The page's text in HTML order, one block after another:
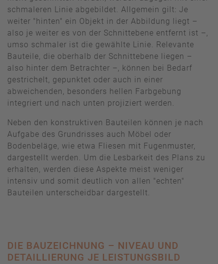
schmaleren Linie abgebildet. Allgemein gilt: Je
weiter "hinten" ein Objekt in der Abbildung liegt –
also je weiter es von der Schnittebene entfernt ist –,
umso schmaler ist die gewählte Linie. Relevante
Bauteile, die oberhalb der Schnittebene liegen –
also hinter dem Betrachter –, können bei Bedarf
gestrichelt, gepunktet oder auch in einer
abweichenden, besonders hellen Farbgebung
integriert und nach unten projiziert werden.
Neben den konstruktiven Bauteilen können je nach
Aufgabe des Grundrisses auch Möbel oder
Bodenbeläge, wie etwa Fliesen mit Fugenmuster,
dargestellt werden. Um die Lesbarkeit des Plans zu
erhalten, werden diese Aspekte meist weniger
intensiv und somit deutlich von allen "echten"
Bauteilen unterscheidbar dargestellt.
DIE BAUZEICHNUNG – NIVEAU UND
DETAILLIERUNG JE LEISTUNGSBILD